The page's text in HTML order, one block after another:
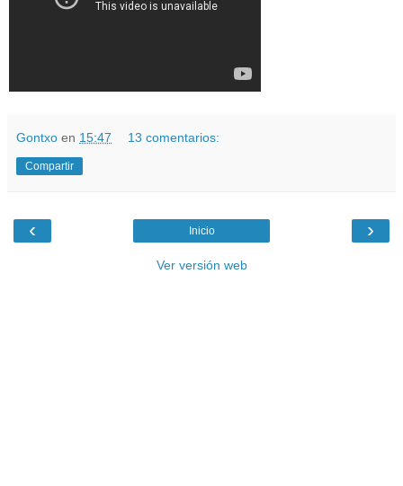
Gontxo en 15:47 13 comentarios:
Compartir
‹ ›
Inicio
Ver versión web